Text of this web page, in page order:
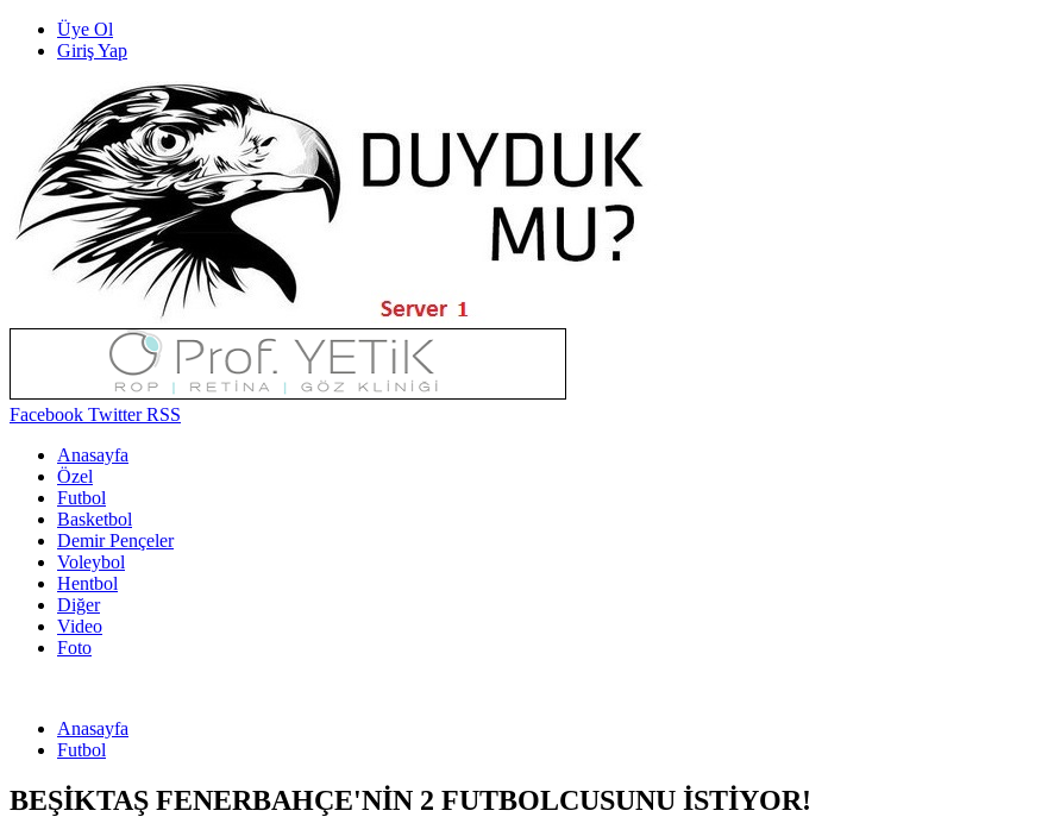
Üye Ol
Giriş Yap
Facebook TwitterRSS
Anasayfa
Özel
Futbol
Basketbol
Demir Pençeler
Voleybol
Hentbol
Diğer
Video
Foto
Anasayfa
Futbol
BEŞİKTAŞ FENERBAHÇE'NİN 2 FUTBOLCUSUNU İSTİYOR!